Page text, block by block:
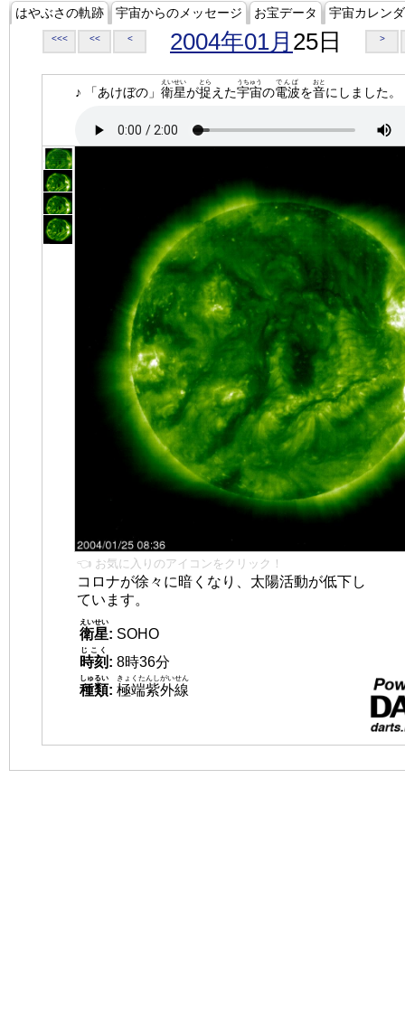
はやぶさの軌跡 宇宙からのメッセージ お宝データ 宇宙カレン
<<< << < 2004年01月 25日 >
♪ 「あけぼの」 衛星
えいせい
が捉
とら
えた宇宙
うちゅう
の電波
でんぱ
を音
おと
にしました。
👈 お気に入りのアイコンをクリック！
コロナが徐々に暗くなり、太陽活動が低下し
ています。
衛星
えいせい
: SOHO
時刻
じこく
: 8時36分
種類
しゅるい
: 極端紫外線
きょくたんしがいせん